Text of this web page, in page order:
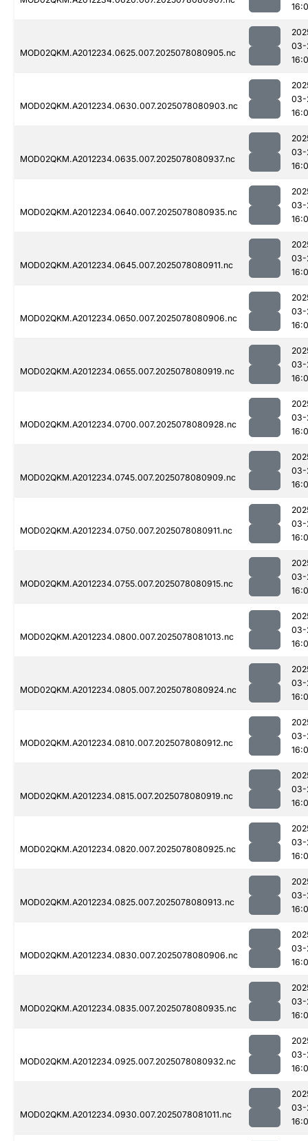
MOD02QKM.A2012234.0625.007.2025078080905.nc
03-
MOD02QKM.A2012234.0630.007.2025078080903.nc
03-
MOD02QKM.A2012234.0635.007.2025078080937.nc
03-
MOD02QKM.A2012234.0640.007.2025078080935.nc
03-
MOD02QKM.A2012234.0645.007.2025078080911.nc
03-
MOD02QKM.A2012234.0650.007.2025078080906.nc
03-
MOD02QKM.A2012234.0655.007.2025078080919.nc
03-
MOD02QKM.A2012234.0700.007.2025078080928.nc
03-
MOD02QKM.A2012234.0745.007.2025078080909.nc
03-
MOD02QKM.A2012234.0750.007.2025078080911.nc
03-
MOD02QKM.A2012234.0755.007.2025078080915.nc
03-
MOD02QKM.A2012234.0800.007.2025078081013.nc
03-
MOD02QKM.A2012234.0805.007.2025078080924.nc
03-
MOD02QKM.A2012234.0810.007.2025078080912.nc
03-
MOD02QKM.A2012234.0815.007.2025078080919.nc
03-
MOD02QKM.A2012234.0820.007.2025078080925.nc
03-
MOD02QKM.A2012234.0825.007.2025078080913.nc
03-
MOD02QKM.A2012234.0830.007.2025078080906.nc
03-
MOD02QKM.A2012234.0835.007.2025078080935.nc
03-
MOD02QKM.A2012234.0925.007.2025078080932.nc
03-
MOD02QKM.A2012234.0930.007.2025078081011.nc
03-